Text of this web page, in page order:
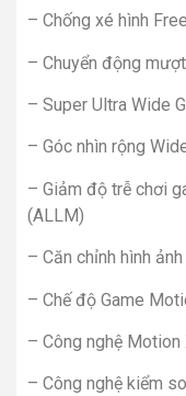
– Chống xé hình
– Chuyển động
– Super Ultra Wide
– Góc nhìn rộng
– Giảm độ trễ chơi
(ALLM)
– Căn chỉnh hình
– Chế độ Game
– Công nghệ
– Công nghệ kiểm